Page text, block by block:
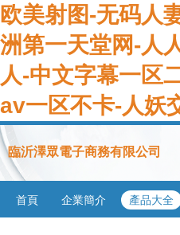
欧美射图-无码人
洲第一天堂网-人
人-中文字幕一区
av一区不卡-人妖
臨沂澤眾電子商務有限公司
首頁 企業簡介 產品大全